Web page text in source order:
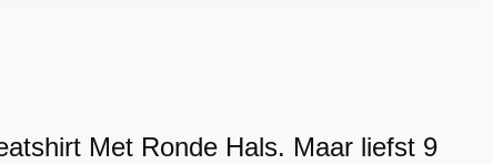
Met Ronde Hals. Maar liefst 9